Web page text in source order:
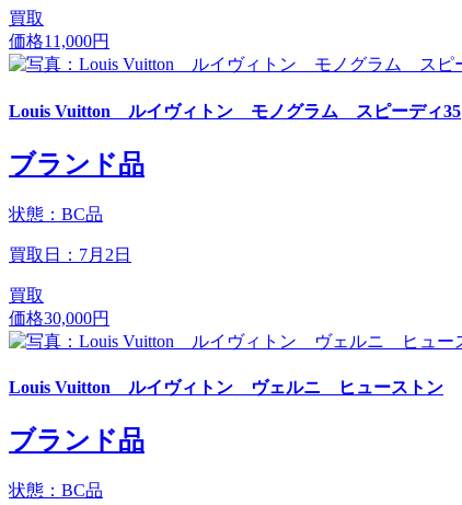
買取
価格11,000円
Louis Vuitton ルイヴィトン モノグラム スピーディ35
ブランド品
状態：BC品
買取日：7月2日
買取
価格30,000円
Louis Vuitton ルイヴィトン ヴェルニ ヒューストン
ブランド品
状態：BC品